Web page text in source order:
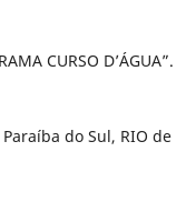
CURSO D’ÁGUA”.
do Sul, RIO de